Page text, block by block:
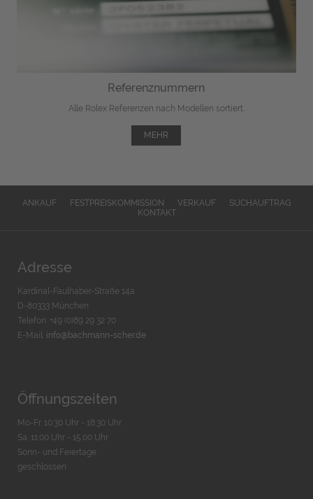
Referenznummern
Alle Rolex Referenzen nach Modellen sortiert.
MEHR
ANKAUF FESTPREISKOMMISSION VERKAUF
SUCHAUFTRAG
KONTAKT
Adresse
Kardinal-Faulhaber-Straße 14a
D-80333 München
Telefon: +49 (0)89 29 32 70
E-Mail: info@bachmann-scher.de
Öffnungszeiten
Mo-Fr. 10:30 Uhr - 18:30 Uhr
Sa. 11:00 Uhr - 15.00 Uhr
Sonn- und Feiertage
geschlossen